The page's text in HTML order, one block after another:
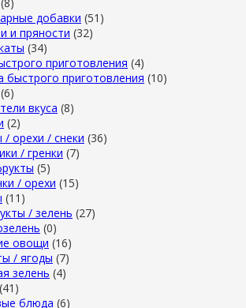
добавки (51)
и пряности (32)
(34)
приготовления (4)
быстрого приготовления (10)
(6)
вкуса (8)
(2)
/ орехи / снеки (36)
/ гренки (7)
(5)
/ орехи (15)
(11)
/ зелень (27)
(0)
овощи (16)
/ ягоды (7)
зелень (4)
(41)
блюда (6)